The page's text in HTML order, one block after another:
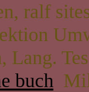
ralf
Lang.
buch